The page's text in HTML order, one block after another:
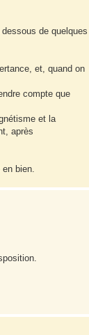
de quelques
et, quand on
compte que
et la
après
bien.